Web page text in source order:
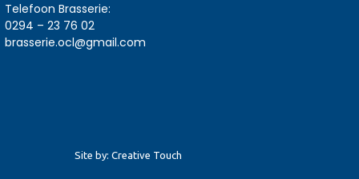
Telefoon Brasserie:
0294 – 23 76 02
brasserie.ocl@gmail.com
Site by: Creative Touch